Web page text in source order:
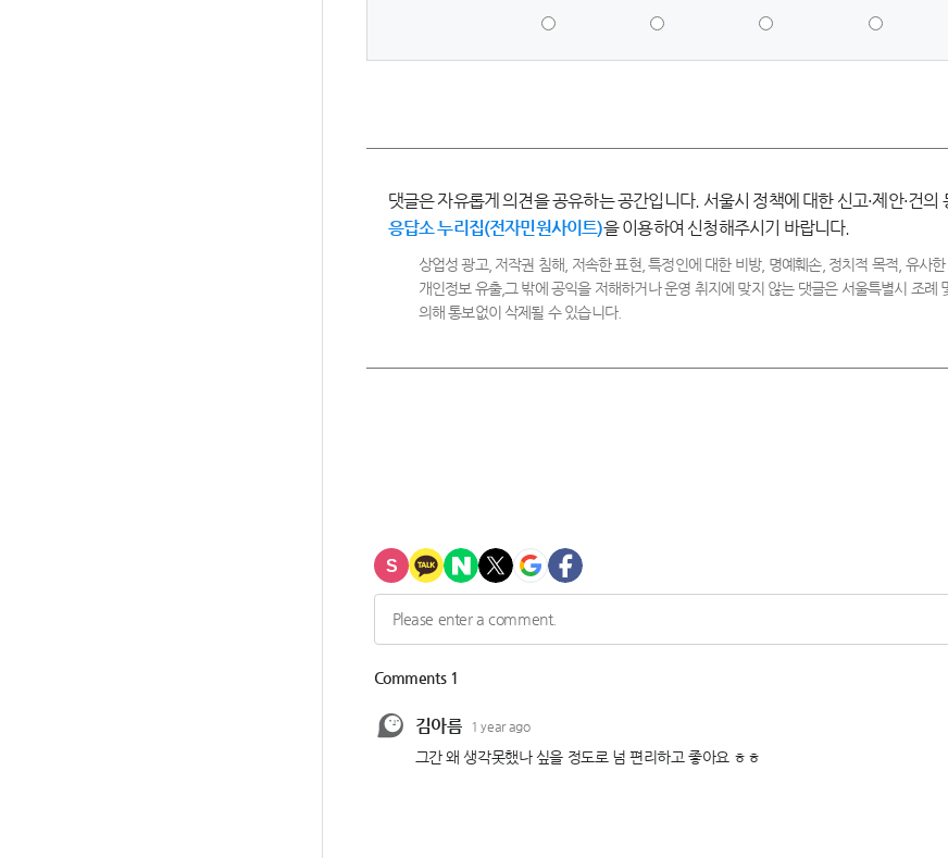
댓글은 자유롭게 의견을 공유하는 공간입니다. 서울시 정책에 대한 신고·제안·건의
응답소 누리집(전자민원사이트)을 이용하여 신청해주시기 바랍니다.
상업성 광고, 저작권 침해, 저속한 표현, 특정인에 대한 비방, 명예훼손, 정치적 목적, 유사
개인정보 유출,그 밖에 공익을 저해하거나 운영 취지에 맞지 않는 댓글은 서울특별시 조례
의해 통보없이 삭제될 수 있습니다.